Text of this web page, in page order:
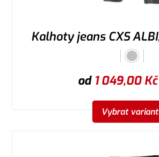
Kalhoty jeans CXS
od 1 049,00Kč
Vybrat